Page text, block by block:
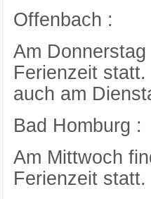
Offenbach :
Am
Ferienzeit
auch am
Bad Homburg :
Am Mittwoch
Ferienzeit statt.